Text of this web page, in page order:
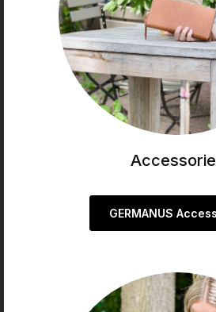
GERMANUS